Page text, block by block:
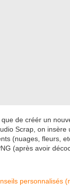
de créér un
Scrap, on insère
(nuages, fleurs,
(après avoir